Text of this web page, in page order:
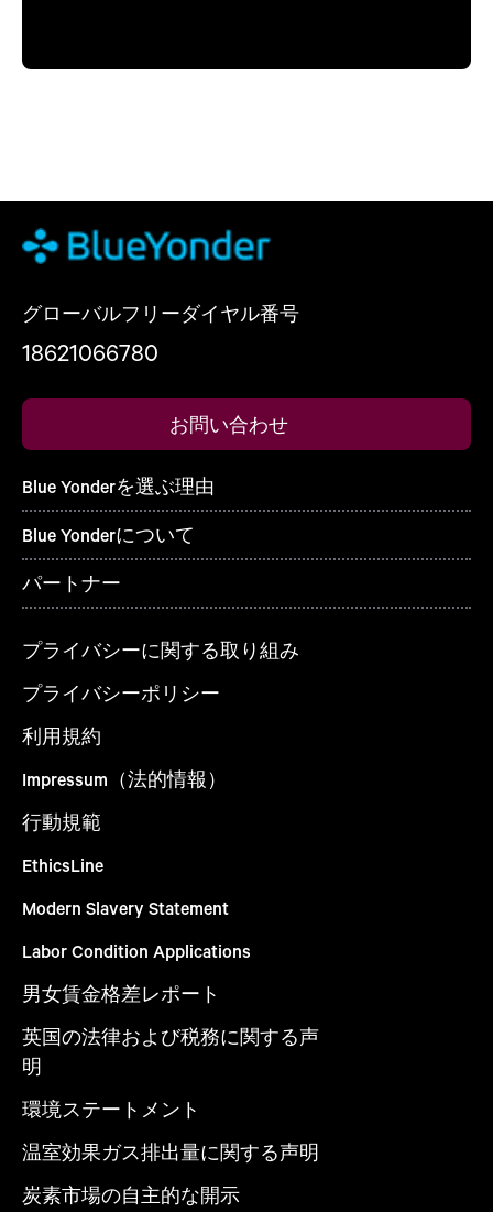
グローバルフリーダイヤル番号
18621066780
お問い合わせ
Blue Yonderを選ぶ理由
Blue Yonderについて
パートナー
プライバシーに関する取り組み
プライバシーポリシー
利用規約
Impressum（法的情報）
行動規範
EthicsLine
Modern Slavery Statement
Labor Condition Applications
男女賃金格差レポート
英国の法律および税務に関する声
明
環境ステートメント
温室効果ガス排出量に関する声明
炭素市場の自主的な開示